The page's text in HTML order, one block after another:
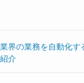
界の業務を自動化す
介